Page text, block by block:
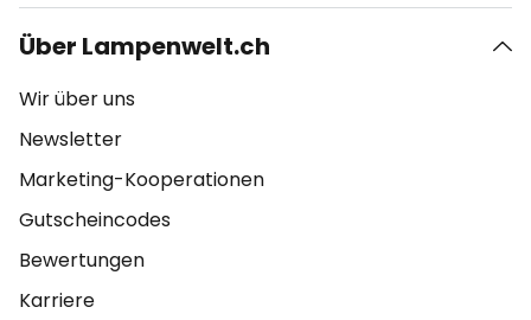
Über Lampenwelt.ch
Wir über uns
Newsletter
Marketing-Kooperationen
Gutscheincodes
Bewertungen
Karriere